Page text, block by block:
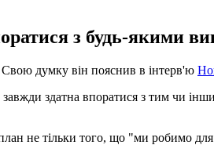
з будь-якими
думку він пояснив в інтерв'ю
здатна впоратися з тим чи
не тільки того, що "ми робимо